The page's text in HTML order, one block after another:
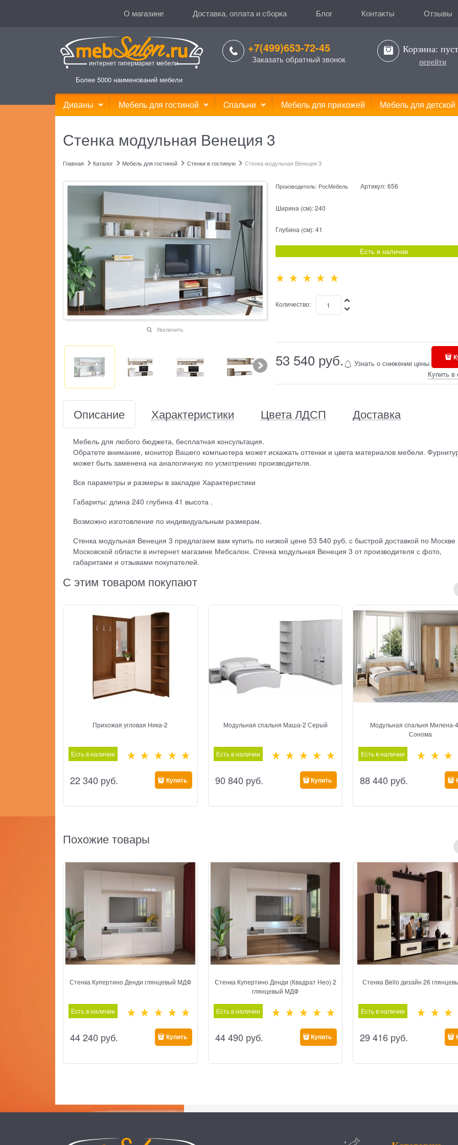
О магазине Доставка, оплата и сборка Блог Контакты Отзывы
интернет гипермаркет мебели
Более 5000 наименований мебели
+7(499)653-72-45
Заказать обратный звонок
Корзина:
перейти
Диваны Мебель для гостиной Cпальни Мебель для прихожей Мебель для детской
Стенка модульная Венеция 3
Главная Каталог Мебель для гостиной Стенки в гостиную Стенка модульная Венеция 3
Увеличить
Производитель: РосМебель Артикул: 656
Ширина (см):240
Глубина (см):41
Есть в наличии
Количество:
53 540 руб. Узнать о снижении цены
Купить в
Описание Характеристики Цвета ЛДСП Доставка
Мебель для любого бюджета, бесплатная консультация.
Обратете внимание, монитор Вашего компьютера может искажать оттенки и цвета материалов мебели.
может быть заменена на аналогичную по усмотрению производителя.
Все параметры и размеры в закладке Характеристики
Габариты: длина 240 глубина 41 высота .
Возможно изготовление по индивидуальным размерам.
Стенка модульная Венеция 3 предлагаем вам купить по низкой цене 53 540 руб. с быстрой доставкой по Москве
Московской области в интернет магазине Мебсалон. Стенка модульная Венеция 3 от производителя с фото,
габаритами и отзывами покупателей.
С этим товаром покупают
Прихожая угловая Ника-2
Есть в наличии
22 340 руб. Купить
Модульная спальня Маша-2 Серый
Есть в наличии
90 840 руб. Купить
Модульная спальня Милена-
Сонома
Есть в наличии
88 440 руб.
Похожие товары
Стенка Купертино Денди глянцевый МДФ
Есть в наличии
44 240 руб. Купить
Стенка Купертино Денди (Квадрат Нео) 2
глянцевый МДФ
Есть в наличии
44 490 руб. Купить
Стенка Bello дизайн 26
Есть в наличии
29 416 руб.